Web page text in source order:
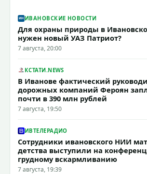
ИВАНОВСКИЕ НОВОСТИ
Для охраны природы в
нужен новый УАЗ Патриот?
7 августа, 20:00
КСТАТИ.NEWS
В Иванове фактический
дорожных компаний Фероян
почти в 390 млн рублей
7 августа, 19:50
ИВТЕЛЕРАДИО
Сотрудники ивановского НИИ
детства выступили на
грудному вскармливанию
7 августа, 19:39